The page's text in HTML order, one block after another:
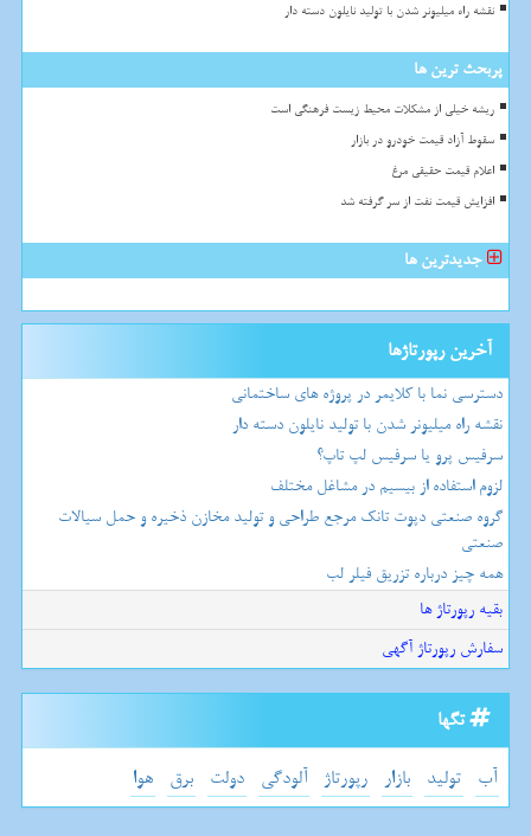
نقشه راه میلیونر شدن با تولید نایلون دسته دار
پربحث ترین ها
ریشه خیلی از مشکلات محیط زیست فرهنگی است
سقوط آزاد قیمت خودرو در بازار
اعلام قیمت حقیقی مرغ
افزایش قیمت نفت از سر گرفته شد
جدیدترین ها
آخرین رپورتاژها
دسترسی نما با کلایمر در پروژه های ساختمانی
نقشه راه میلیونر شدن با تولید نایلون دسته دار
سرفیس پرو یا سرفیس لپ تاپ؟
لزوم استفاده از بیسیم در مشاغل مختلف
گروه صنعتی دپوت تانک مرجع طراحی و تولید مخازن ذخیره و حمل سیالات
صنعتی
همه چیز درباره تزریق فیلر لب
بقیه رپورتاژ ها
سفارش رپورتاژ آگهی
تگها
آب تولید بازار رپورتاژ آلودگی دولت برق هوا